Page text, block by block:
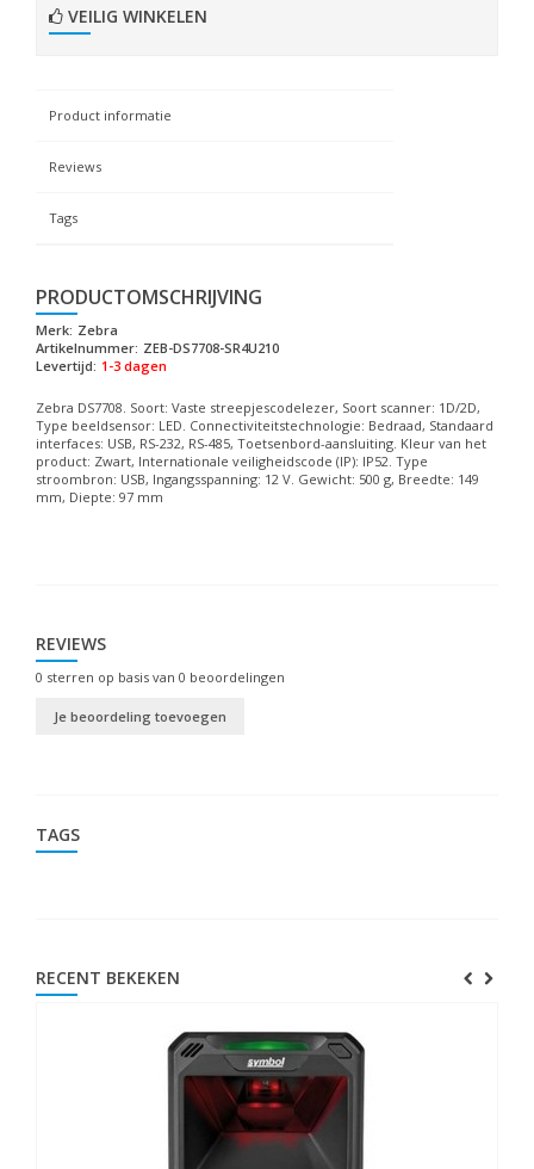
VEILIG WINKELEN
Product informatie
Reviews
Tags
PRODUCTOMSCHRIJVING
Merk: Zebra
Artikelnummer: ZEB-DS7708-SR4U210
Levertijd: 1-3 dagen
Zebra DS7708. Soort: Vaste streepjescodelezer, Soort scanner: 1D/2D,
Type beeldsensor: LED. Connectiviteitstechnologie: Bedraad, Standaard
interfaces: USB, RS-232, RS-485, Toetsenbord-aansluiting. Kleur van het
product: Zwart, Internationale veiligheidscode (IP): IP52. Type
stroombron: USB, Ingangsspanning: 12 V. Gewicht: 500 g, Breedte: 149
mm, Diepte: 97 mm
REVIEWS
0 sterren op basis van 0 beoordelingen
Je beoordeling toevoegen
TAGS
RECENT BEKEKEN